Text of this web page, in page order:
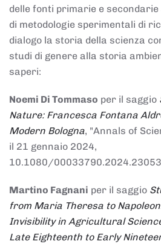
delle fonti primarie e
di metodologie sperimentali di
dialogo la storia della scienza
studi di genere alla storia
saperi:
Noemi Di Tommaso per il saggio
Nature: Francesca Fontana
Modern Bologna, "Annals of
il 21 gennaio 2024,
10.1080/
Martino Fagnani per il saggio
from Maria Theresa to
Invisibility in Agricultural
Late Eighteenth to Early